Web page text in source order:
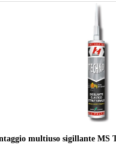
multiuso sigillante MS